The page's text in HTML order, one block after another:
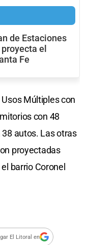
de Estaciones
el
Fe
Múltiples con
con 48
autos. Las otras
proyectadas
barrio Coronel
El Litoral en